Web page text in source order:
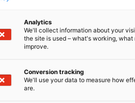
saa käyttää
valmistusohjeet
että Helsingin
että hänen nimensä ja
ja Verkkokauppa.comin
jälkeen sosiaalisen
ja lahjalippuja
itselleen sekä 4 hengen
Analytics
We'll collect information about your
the site is used – what's working,
improve.
Conversion tracking
We'll use your data to measure how
are.